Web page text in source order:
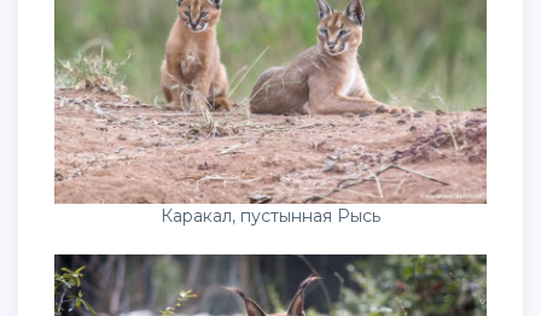
Каракал, пустынная Рысь